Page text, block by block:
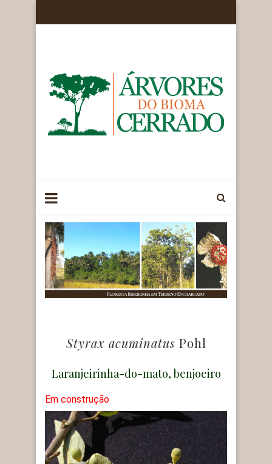
Styrax acuminatus Pohl
Laranjeirinha-do-mato, benjoeiro
Em construção